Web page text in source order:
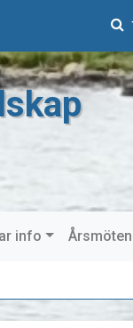
info Årsmöten